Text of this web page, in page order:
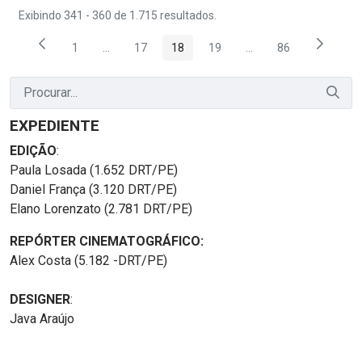
Exibindo 341 - 360 de 1.715 resultados.
Página
1 Páginas intermediárias Usar ABA para navegar.
Página
17 Página
18 Página
19 PáginasPágina
86
EXPEDIENTE
EDIÇÃO:
Paula Losada (1.652 DRT/PE)
Daniel França (3.120 DRT/PE)
Elano Lorenzato (2.781 DRT/PE)
REPÓRTER CINEMATOGRÁFICO:
Alex Costa (5.182 -DRT/PE)
DESIGNER:
Java Araújo